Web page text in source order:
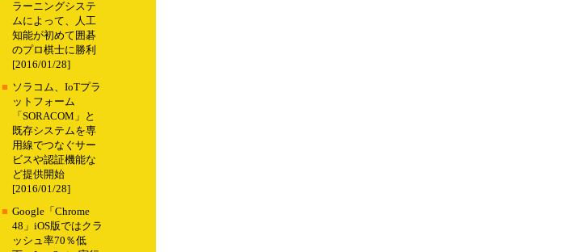
ラーニングシステ
ムによって、人工
知能が初めて囲碁
のプロ棋士に勝利
[2016/01/28]
■ ソラコム、IoTプラ
ットフォーム
「SORACOM」と
既存システムを専
用線でつなぐサー
ビスや認証機能な
ど提供開始
[2016/01/28]
■ Google「Chrome
48」iOS版ではクラ
ッシュ率70％低